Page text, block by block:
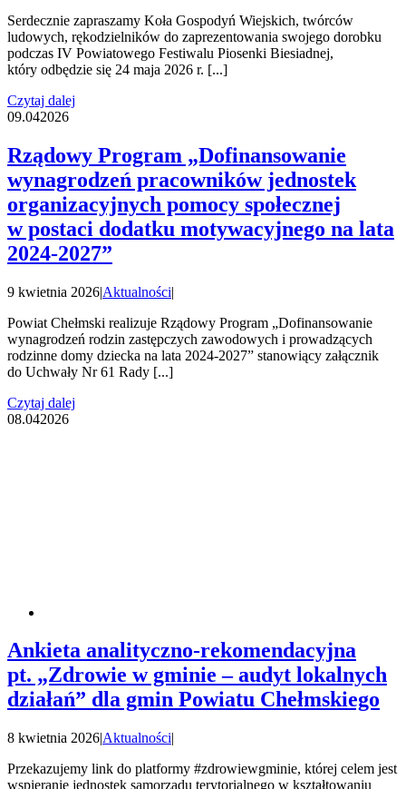
Serdecznie zapraszamy Koła Gospodyń Wiejskich, twórców
ludowych, rękodzielników do zaprezentowania swojego dorobku
podczas IV Powiatowego Festiwalu Piosenki Biesiadnej,
który odbędzie się 24 maja 2026 r. [...]
Czytaj dalej
09.042026
Rządowy Program „Dofinansowanie
wynagrodzeń pracowników jednostek
organizacyjnych pomocy społecznej
w postaci dodatku motywacyjnego na lata
2024-2027”
9 kwietnia 2026|Aktualności|
Powiat Chełmski realizuje Rządowy Program „Dofinansowanie
wynagrodzeń rodzin zastępczych zawodowych i prowadzących
rodzinne domy dziecka na lata 2024-2027” stanowiący załącznik
do Uchwały Nr 61 Rady [...]
Czytaj dalej
08.042026
Ankieta analityczno-rekomendacyjna
pt. „Zdrowie w gminie – audyt lokalnych
działań” dla gmin Powiatu Chełmskiego
8 kwietnia 2026|Aktualności|
Przekazujemy link do platformy #zdrowiewgminie, której celem jest
wspieranie jednostek samorządu terytorialnego w kształtowaniu